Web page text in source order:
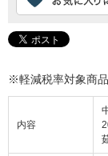
※軽減税率対象商品
内容